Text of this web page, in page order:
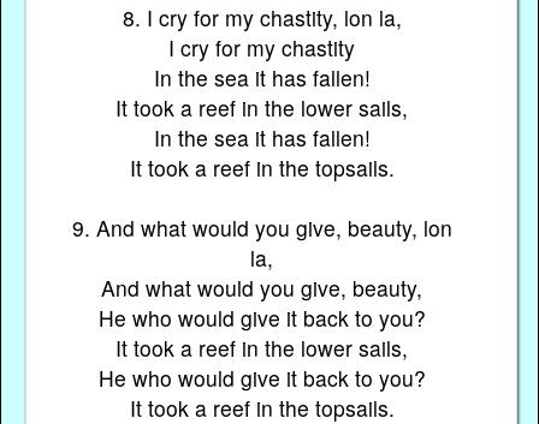
8. I cry for my chastity, lon la,
I cry for my chastity
In the sea it has fallen!
It took a reef in the lower sails,
In the sea it has fallen!
It took a reef in the topsails.
9. And what would you give, beauty, lon
la,
And what would you give, beauty,
He who would give it back to you?
It took a reef in the lower sails,
He who would give it back to you?
It took a reef in the topsails.